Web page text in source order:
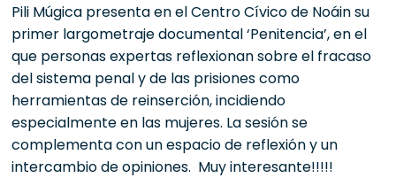
Pili Múgica presenta en el Centro Cívico de Noáin su
primer largometraje documental ‘Penitencia’, en el
que personas expertas reflexionan sobre el fracaso
del sistema penal y de las prisiones como
herramientas de reinserción, incidiendo
especialmente en las mujeres. La sesión se
complementa con un espacio de reflexión y un
intercambio de opiniones. Muy interesante!!!!!